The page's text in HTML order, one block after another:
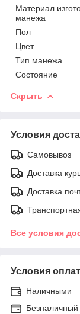
Материал
манежа
Пол
Цвет
Тип манежа
Состояние
Скрыть
Условия
Самовывоз
Доставка
Доставка
Все условия
Условия
Наличными
Безналичный